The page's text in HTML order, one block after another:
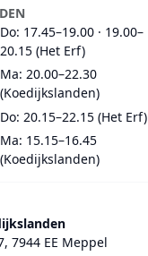
Do: 17.45–19.00 · 19.00–
20.15 (Het Erf)
Ma: 20.00–22.30
(Koedijkslanden)
Do: 20.15–22.15 (Het Erf)
Ma: 15.15–16.45
(Koedijkslanden)
7944 EE Meppel